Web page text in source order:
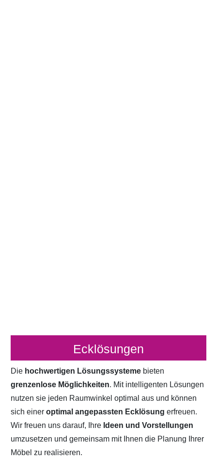
Ecklösungen
Die hochwertigen Lösungssysteme bieten
grenzenlose Möglichkeiten. Mit intelligenten Lösungen
nutzen sie jeden Raumwinkel optimal aus und können
sich eineroptimal angepassten Ecklösung erfreuen.
Wir freuen uns darauf, Ihre Ideen und Vorstellungen
umzusetzen und gemeinsam mit Ihnen die Planung Ihrer
Möbel zu realisieren.